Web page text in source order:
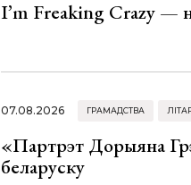
I’m Freaking Crazy —
07.08.2026 ГРАМАДСТВА
«Партрэт Дорыяна
беларуску